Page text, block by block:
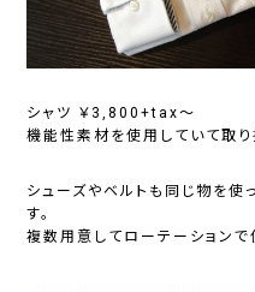
シャツ ￥3,800+tax～
機能性素材を使用していて取り
シューズやベルトも同じ物を使
す。
複数用意してローテーションで